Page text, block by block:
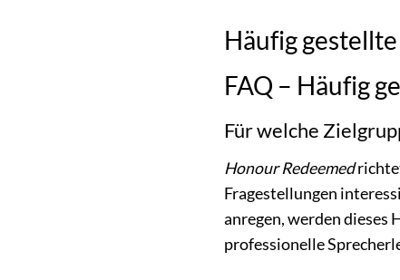
Häufig
FAQ – Häufig
Für welche
Honour Redeemed
Fragestellungen
anregen, werden dieses
professionelle